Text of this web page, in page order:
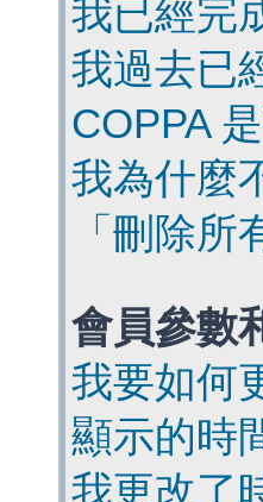
我已經完
我過去已
COPPA
我為什麼
「刪除
會員參數
我要如何
顯示的時
我更改了